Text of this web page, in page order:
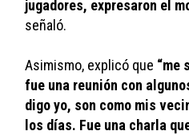
jugadores, expresaron el
señaló.
Asimismo, explicó que “me
fue una reunión con
digo yo, son como mis
los días. Fue una charla